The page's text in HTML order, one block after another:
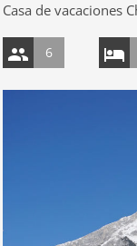
Casa de vacaciones
6